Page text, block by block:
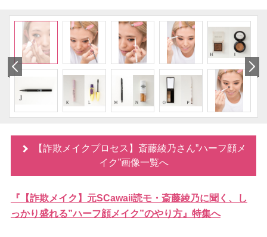
【詐欺メイクプロセス】斎藤綾乃さん”ハーフ顔メ
イク”画像一覧へ
『【詐欺メイク】元SCawaii読モ・斎藤綾乃に聞く、し
っかり盛れる”ハーフ顔メイク”のやり方』特集へ